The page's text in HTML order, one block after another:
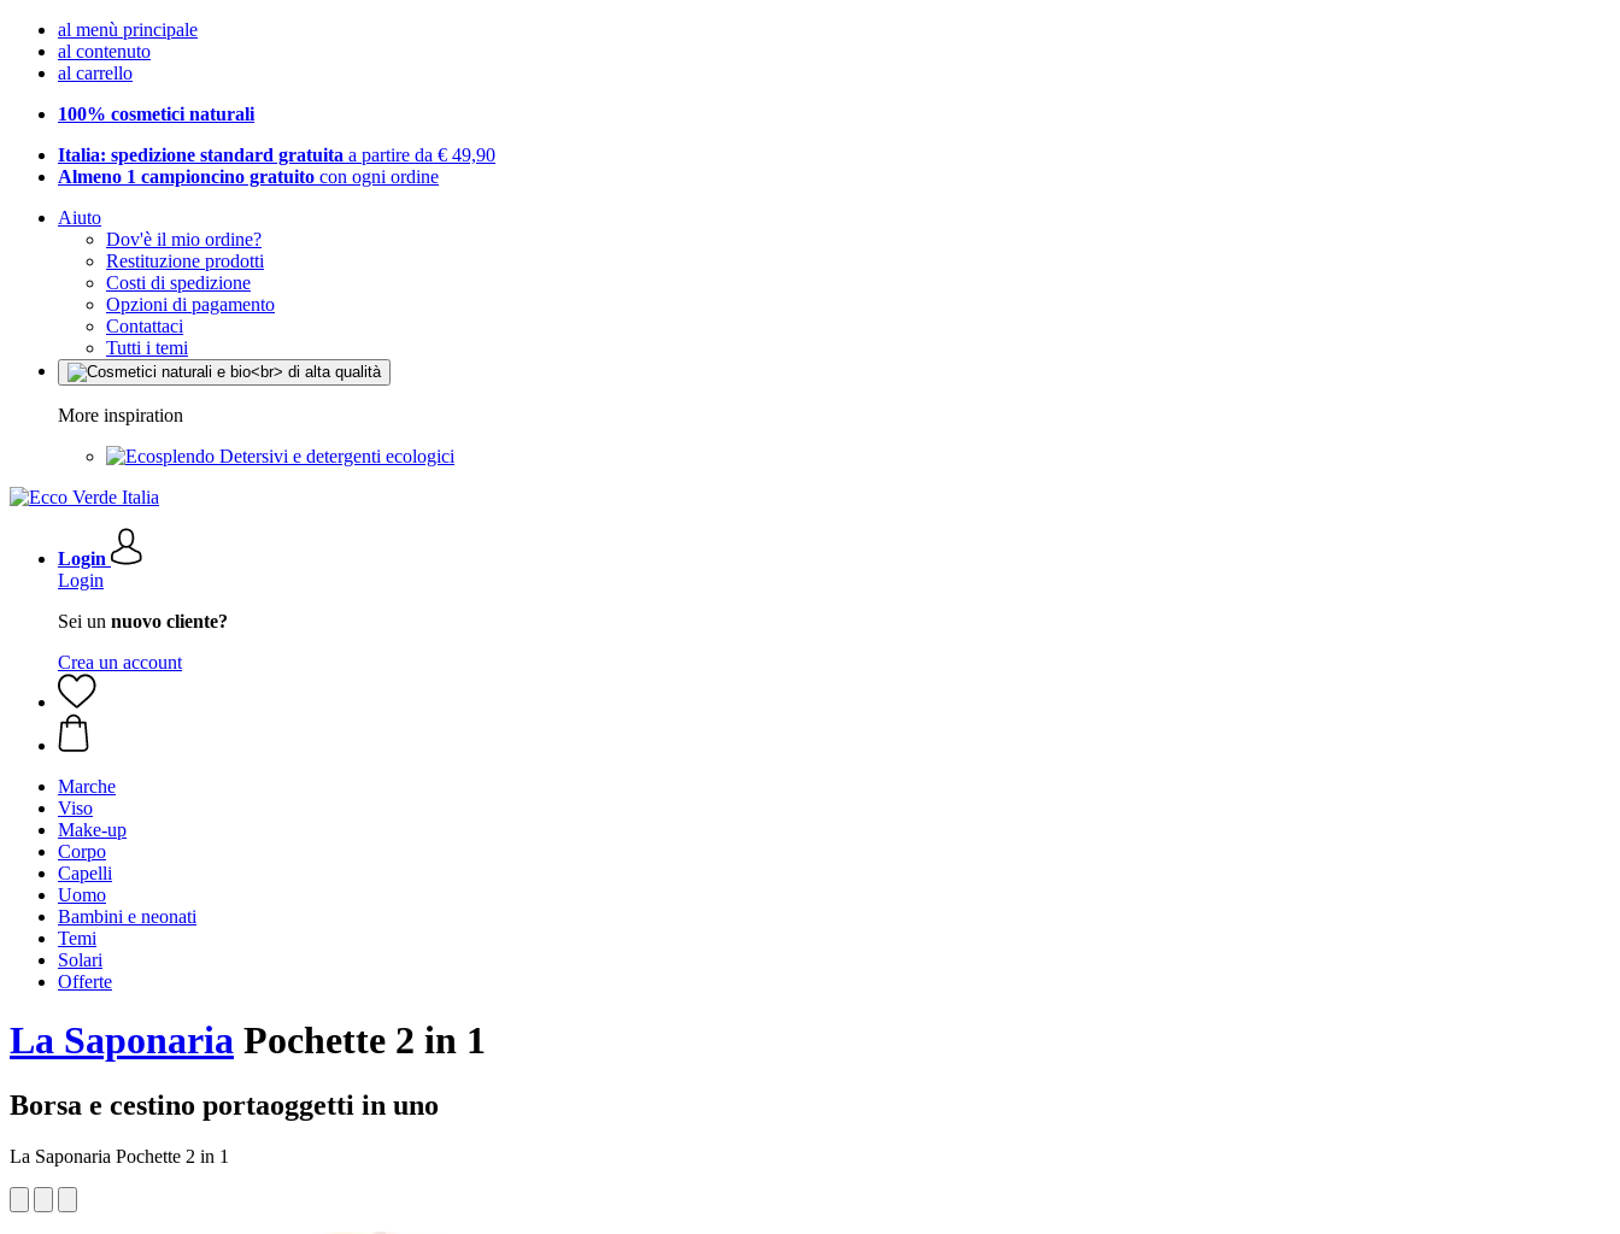
al menù principale
al contenuto
al carrello
100% cosmetici naturali
Italia: spedizione standard gratuita a partire da € 49,90
Almeno 1 campioncino gratuito con ogni ordine
Aiuto
Dov'è il mio ordine?
Restituzione prodotti
Costi di spedizione
Opzioni di pagamento
Contattaci
Tutti i temi
More inspiration
Detersivi e detergenti ecologici
Login
Login
Sei un nuovo cliente?
Crea un account
Marche
Viso
Make-up
Corpo
Capelli
Uomo
Bambini e neonati
Temi
Solari
Offerte
La Saponaria Pochette 2 in 1
Borsa e cestino portaoggetti in uno
La Saponaria Pochette 2 in 1